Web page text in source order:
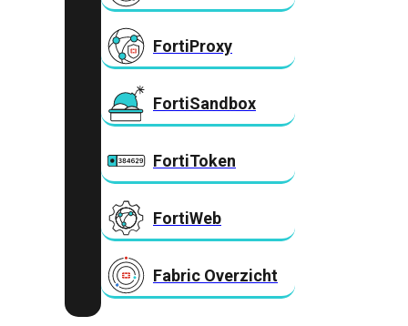
FortiProxy
FortiSandbox
FortiToken
FortiWeb
Fabric Overzicht